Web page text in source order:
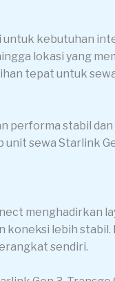
kebutuhan
lokasi yang
tepat untuk
performa stabil
sewa Starlink
menghadirkan
lebih
sendiri.